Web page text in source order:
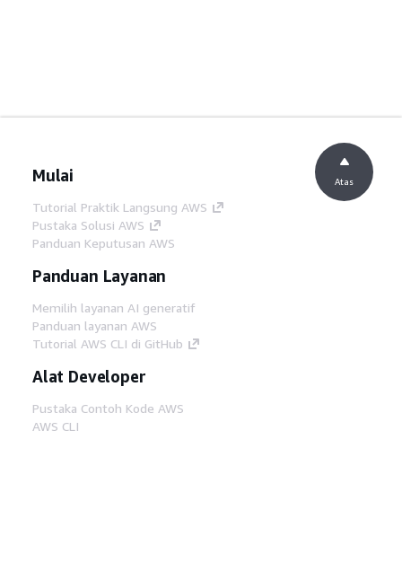
Mulai
Tutorial Praktik Langsung AWS
Pustaka Solusi AWS
Panduan Keputusan AWS
Panduan Layanan
Memilih layanan AI generatif
Panduan layanan AWS
Tutorial AWS CLI di GitHub
Alat Developer
Pustaka Contoh Kode AWS
AWS CLI
Atas